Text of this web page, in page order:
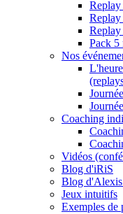
Replay
Pack 5
Nos
Coaching
Vidéos
Blog d'iRiS
Blog
Jeux intuitifs
Exemples de